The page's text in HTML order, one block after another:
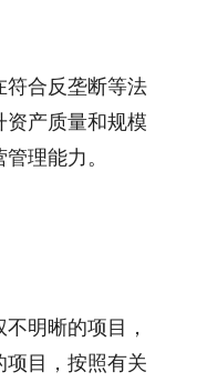
合反垄断等法
产质量和规模
理能力。
明晰的项目，
目，按照有关